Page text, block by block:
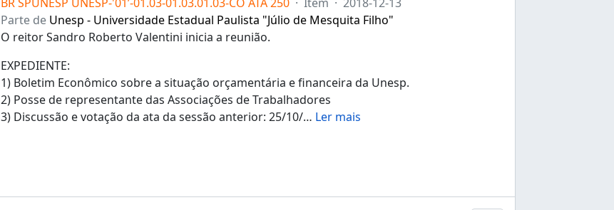
Parte de Unesp - Universidade Estadual Paulista "Júlio de Mesquita Filho"
O reitor Sandro Roberto Valentini inicia a reunião.
EXPEDIENTE:
1) Boletim Econômico sobre a situação orçamentária e financeira da Unesp.
2) Posse de representante das Associações de Trabalhadores
3) Discussão e votação da ata da sessão anterior: 25/10/… Ler mais